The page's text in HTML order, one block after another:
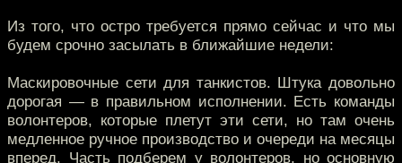
Из того, что остро требуется прямо сейчас и что мы
будем срочно засылать в ближайшие недели:
Маскировочные сети для танкистов. Штука довольно
дорогая — в правильном исполнении. Есть команды
волонтеров, которые плетут эти сети, но там очень
медленное ручное производство и очереди на месяцы
вперед. Часть подберем у волонтеров, но основную